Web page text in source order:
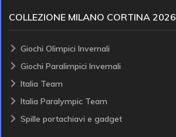
COLLEZIONE MILANO CORTINA 2026
Giochi Olimpici Invernali
Giochi Paralimpici Invernali
Italia Team
Italia Paralympic Team
Spille portachiavi e gadget